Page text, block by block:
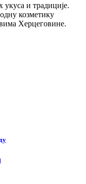
укуса и традиције.
козметику
Херцеговине.